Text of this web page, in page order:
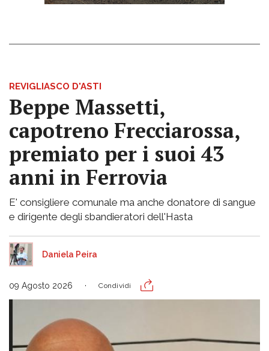
REVIGLIASCO D'ASTI
Beppe Massetti,
capotreno Frecciarossa,
premiato per i suoi 43
anni in Ferrovia
E' consigliere comunale ma anche donatore di sangue
e dirigente degli sbandieratori dell'Hasta
Daniela Peira
09 Agosto 2026 Condividi